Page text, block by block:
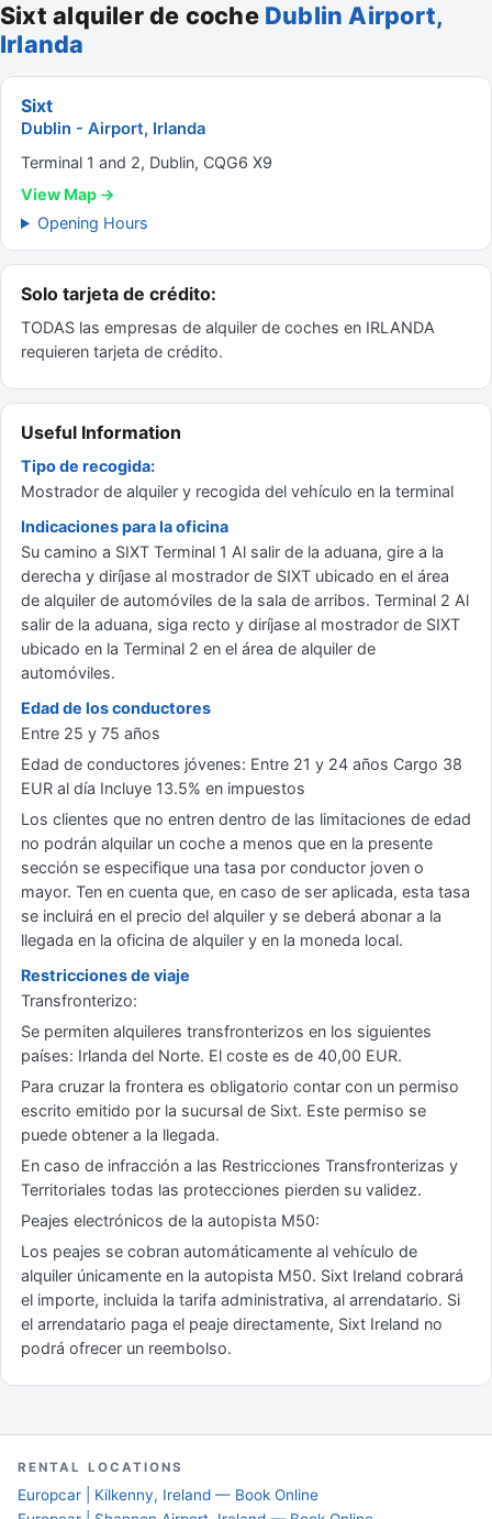
Sixt alquiler de coche Dublin Airport,
Irlanda
Sixt
Dublin - Airport, Irlanda
Terminal 1 and 2, Dublin, CQG6 X9
View Map →
Opening Hours
Solo tarjeta de crédito:
TODAS las empresas de alquiler de coches en IRLANDA
requieren tarjeta de crédito.
Useful Information
Tipo de recogida:
Mostrador de alquiler y recogida del vehículo en la terminal
Indicaciones para la oficina
Su camino a SIXT Terminal 1 Al salir de la aduana, gire a la
derecha y diríjase al mostrador de SIXT ubicado en el área
de alquiler de automóviles de la sala de arribos. Terminal 2 Al
salir de la aduana, siga recto y diríjase al mostrador de SIXT
ubicado en la Terminal 2 en el área de alquiler de
automóviles.
Edad de los conductores
Entre 25 y 75 años
Edad de conductores jóvenes: Entre 21 y 24 años Cargo 38
EUR al día Incluye 13.5% en impuestos
Los clientes que no entren dentro de las limitaciones de edad
no podrán alquilar un coche a menos que en la presente
sección se especifique una tasa por conductor joven o
mayor. Ten en cuenta que, en caso de ser aplicada, esta tasa
se incluirá en el precio del alquiler y se deberá abonar a la
llegada en la oficina de alquiler y en la moneda local.
Restricciones de viaje
Transfronterizo:
Se permiten alquileres transfronterizos en los siguientes
países: Irlanda del Norte. El coste es de 40,00 EUR.
Para cruzar la frontera es obligatorio contar con un permiso
escrito emitido por la sucursal de Sixt. Este permiso se
puede obtener a la llegada.
En caso de infracción a las Restricciones Transfronterizas y
Territoriales todas las protecciones pierden su validez.
Peajes electrónicos de la autopista M50:
Los peajes se cobran automáticamente al vehículo de
alquiler únicamente en la autopista M50. Sixt Ireland cobrará
el importe, incluida la tarifa administrativa, al arrendatario. Si
el arrendatario paga el peaje directamente, Sixt Ireland no
podrá ofrecer un reembolso.
RENTAL LOCATIONS
Europcar | Kilkenny, Ireland — Book Online